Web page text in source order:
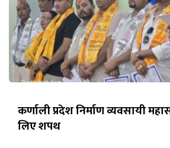
कर्णाली प्रदेश निर्माण व्यवसायी
लिए शपथ